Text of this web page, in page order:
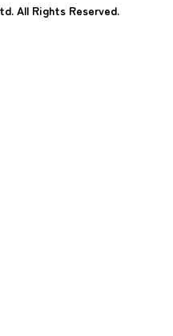
All Rights Reserved.